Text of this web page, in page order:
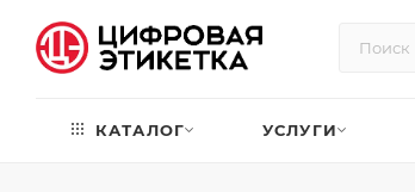
КАТАЛОГ УСЛУГИ